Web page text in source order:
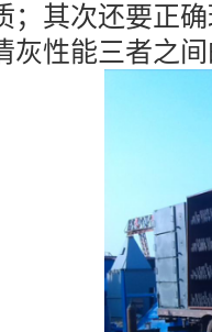
；其次还要正
灰性能三者之